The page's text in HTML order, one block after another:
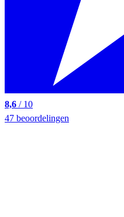
8,6 / 10
47 beoordelingen